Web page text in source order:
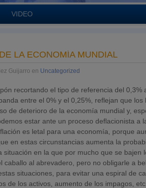
VIDEO
LA ECONOMÍA MUNDIAL
Guijarro en Uncategorized
recortando el tipo de referencia del
entre el 0% y el 0,25%, reflejan que
de deterioro de la economía mundial y,
estar ante un proceso deflacionista a
es letal para una economía, porque
en estas circunstancias aumenta la
situación en la que por mucho que se
caballo al abrevadero, pero no obligarle a
situaciones, para evitar una espiral de
de los activos, aumento de los impagos, etc.